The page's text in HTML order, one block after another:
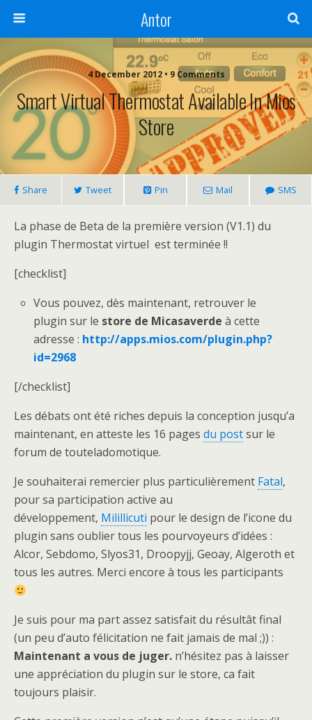
Antor
4 December 2012 • 9 Comments
Smart Virtual Thermostat Available In Mios
Store
Share Tweet Pin Mail SMS
La phase de Beta de la première version (V1.1) du
plugin Thermostat virtuel est terminée !!
[checklist]
Vous pouvez, dès maintenant, retrouver le
plugin sur le store de Micasaverde à cette
adresse : http://apps.mios.com/plugin.php?
id=2968
[/checklist]
Les débats ont été riches depuis la conception jusqu’a
maintenant, en atteste les 16 pages du postsur le
forum de touteladomotique.
Je souhaiterai remercier plus particulièrement Fatal,
pour sa participation active au
développement, Milillicuti pour le design de l’icone du
plugin sans oublier tous les pourvoyeurs d’idées :
Alcor, Sebdomo, Slyos31, Droopyjj, Geoay, Algeroth et
tous les autres. Merci encore à tous les participants
Je suis pour ma part assez satisfait du résultât final
(un peu d’auto félicitation ne fait jamais de mal ;)) :
Maintenant a vous de juger. n’hésitez pas à laisser
une appréciation du plugin sur le store, ca fait
toujours plaisir.